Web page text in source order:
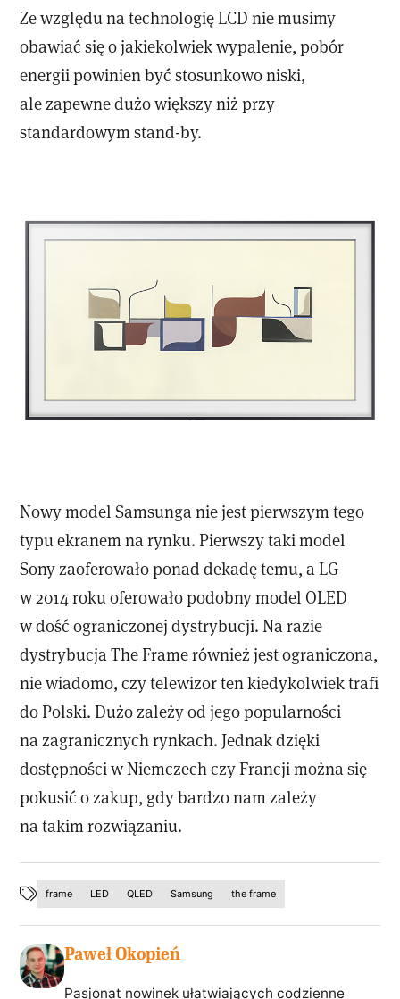
Ze względu na technologię LCD nie musimy
obawiać się o jakiekolwiek wypalenie, pobór
energii powinien być stosunkowo niski,
ale zapewne dużo większy niż przy
standardowym stand-by.
Nowy model Samsunga nie jest pierwszym tego
typu ekranem na rynku. Pierwszy taki model
Sony zaoferowało ponad dekadę temu, a LG
w 2014 roku oferowało podobny model OLED
w dość ograniczonej dystrybucji. Na razie
dystrybucja The Frame również jest ograniczona,
nie wiadomo, czy telewizor ten kiedykolwiek trafi
do Polski. Dużo zależy od jego popularności
na zagranicznych rynkach. Jednak dzięki
dostępności w Niemczech czy Francji można się
pokusić o zakup, gdy bardzo nam zależy
na takim rozwiązaniu.
frame LED QLED Samsung the frame
Paweł Okopień
Pasjonat nowinek ułatwiających codzienne